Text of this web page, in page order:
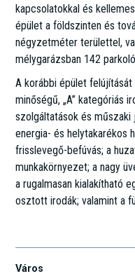
kapcsolatokkal és
épület a földszinten és
négyzetméter területtel,
mélygarázsban 142
A korábbi épület
minőségű, „A” kategóriás
szolgáltatások és
energia- és helytakarékos
frisslevegő-befúvás; a
munkakörnyezet; a nagy
a rugalmasan kialakítható
osztott irodák; valamint a
Város